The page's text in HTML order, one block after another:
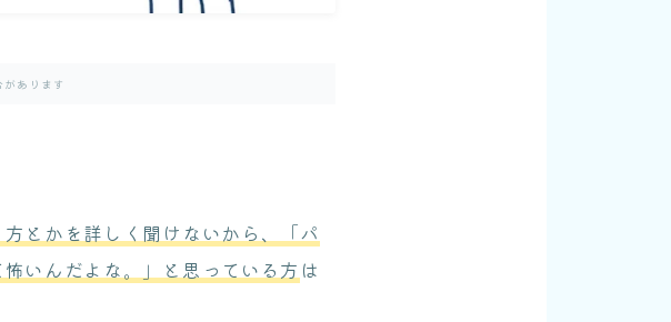
あります
とかを詳しく聞けないから、「パ
いんだよな。」と思っている方 は